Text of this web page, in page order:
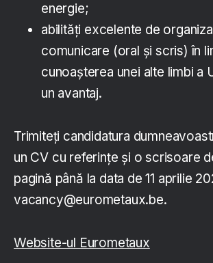
energie;
abilități excelente de
comunicare (oral și scris) în
cunoașterea unei alte limbi a
un avantaj.
Trimiteți candidatura
un CV cu referințe și o scrisoare
pagină până la data de 11 aprilie
vacancy@eurometaux.be.
Website-ul Eurometaux